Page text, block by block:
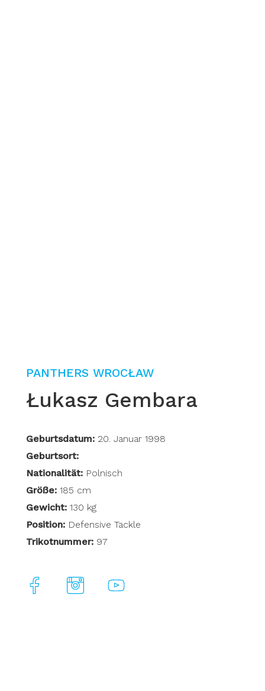
PANTHERS WROCŁAW
Łukasz Gembara
Geburtsdatum:20. Januar 1998
Geburtsort:
Nationalität:Polnisch
Größe:185 cm
Gewicht:130 kg
Position:Defensive Tackle
Trikotnummer:97